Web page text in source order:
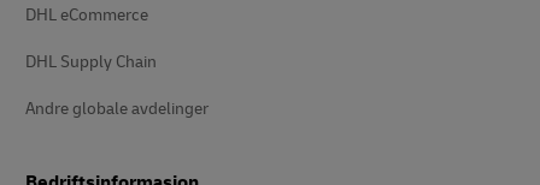
DHL eCommerce
DHL Supply Chain
Andre globale avdelinger